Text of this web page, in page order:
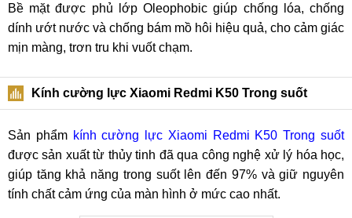
Bề mặt được phủ lớp Oleophobic giúp chống lóa, chống
dính ướt nước và chống bám mồ hôi hiệu quả, cho cảm giác
mịn màng, trơn tru khi vuốt chạm.
Kính cường lực Xiaomi Redmi K50 Trong suốt
Sản phẩm kính cường lực Xiaomi Redmi K50 Trong suốt
được sản xuất từ thủy tinh đã qua công nghệ xử lý hóa học,
giúp tăng khả năng trong suốt lên đến 97% và giữ nguyên
tính chất cảm ứng của màn hình ở mức cao nhất.